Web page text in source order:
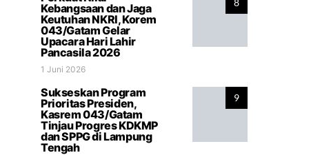
8
Kebangsaan dan Jaga
Keutuhan NKRI, Korem
043/Gatam Gelar
Upacara Hari Lahir
Pancasila 2026
1 Juni 2026
9
Sukseskan Program
Prioritas Presiden,
Kasrem 043/Gatam
Tinjau Progres KDKMP
dan SPPG di Lampung
Tengah